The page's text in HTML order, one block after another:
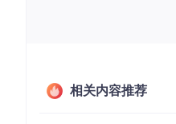
：
：支持
相关内容推荐